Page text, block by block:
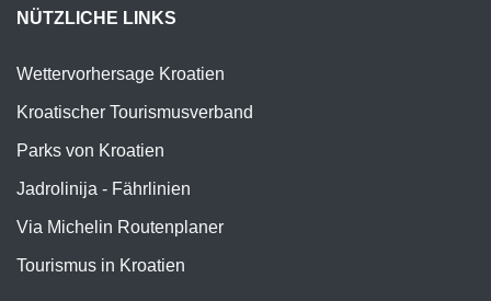
NÜTZLICHE LINKS
Wettervorhersage Kroatien
Kroatischer Tourismusverband
Parks von Kroatien
Jadrolinija - Fährlinien
Via Michelin Routenplaner
Tourismus in Kroatien